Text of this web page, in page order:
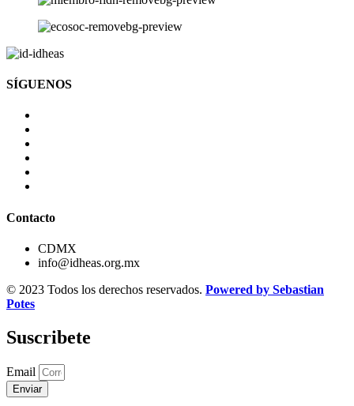
SÍGUENOS
Contacto
CDMX
info@idheas.org.mx
© 2023 Todos los derechos reservados. Powered by Sebastian
Potes
Suscribete
Email
Enviar